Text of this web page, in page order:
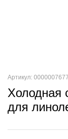
Артикул:
Холодная
для